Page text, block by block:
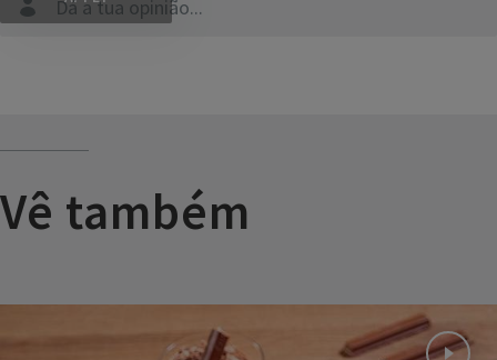
Dá a tua opinião...
Vê também